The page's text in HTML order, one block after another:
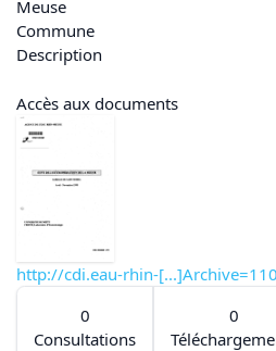
Meuse
Commune
Description
Accès aux documents
http://cdi.eau-rhin-
0
Consultations
0